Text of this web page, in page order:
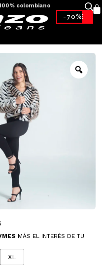
colombiano
-70%*
MES MÁS EL INTERÉS DE TU
XL